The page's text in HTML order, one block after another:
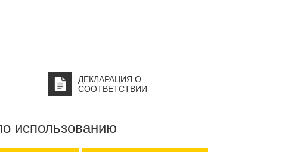
Company.
ДЕКЛАРАЦИЯ О
СООТВЕТСТВИИ
использованию